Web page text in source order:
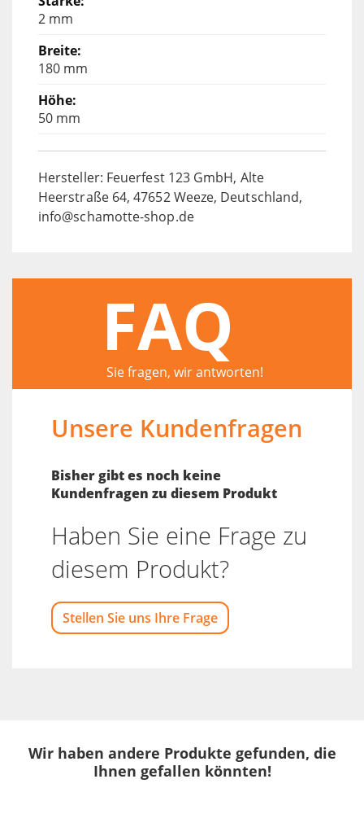
2 mm
180 mm
50 mm
Hersteller: Feuerfest 123 GmbH, Alte
Heerstraße 64, 47652 Weeze, Deutschland,
info@schamotte-shop.de
FAQ
Sie fragen, wir antworten!
Unsere Kundenfragen
Bisher gibt es noch keine
Kundenfragen zu diesem Produkt
Haben Sie eine Frage zu
diesem Produkt?
Stellen Sie uns Ihre Frage
Wir haben andere Produkte gefunden, die
Ihnen gefallen könnten!